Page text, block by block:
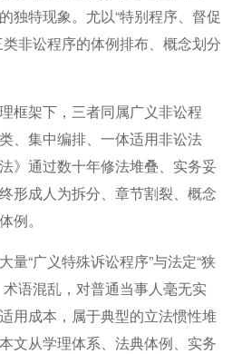
独特现象。尤以“特别程序、督促
非讼程序的体例排布、概念划分
框架下，三者同属广义非讼程
、集中编排、一体适用非讼法
》通过数十年修法堆叠、实务妥
形成人为拆分、章节割裂、概念
例。
量“广义特殊诉讼程序”与法定“狭
语混乱，对普通当事人毫无实
用成本，属于典型的立法惯性堆
文从学理体系、法典体例、实务